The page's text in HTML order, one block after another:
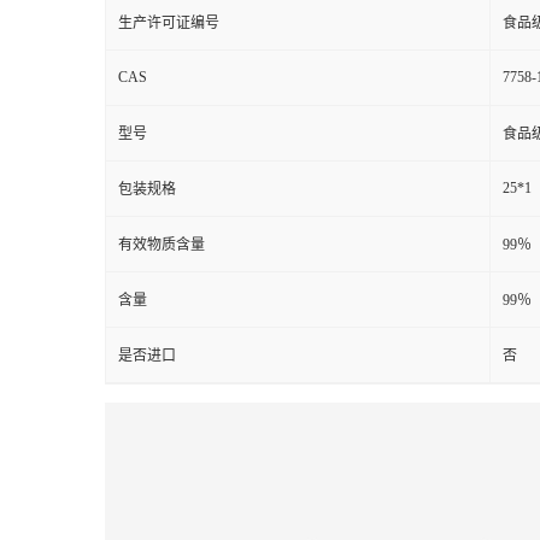
生产许可证编号 食品
CAS 7758-
型号 食品
包装规格 25*1
有效物质含量 99％
含量 99％
是否进口 否